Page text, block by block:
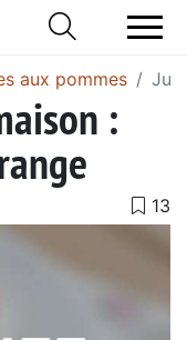
aux pommes Jus
: